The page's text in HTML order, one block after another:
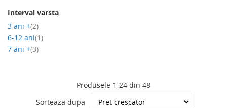
Produsele 1-24 din 48
Sorteaza dupa
Interval varsta
3 ani + 2produs
6-12 ani 1produs
7 ani + 3produs